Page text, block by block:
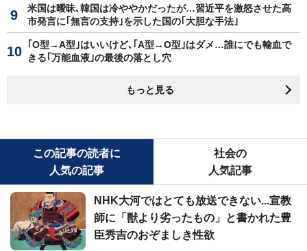
米国は曖昧､韓国は冷ややかだったが…習近平を激怒させた高
市発言に｢無言の支持｣を示した国の｢大胆な手法｣
｢O型→A型｣はいいけど､｢A型→O型｣はダメ…誰にでも輸血で
きる｢万能血液｣の最後の落とし穴
もっと見る
この記事の読者に
人気の記事
社会の
人気記事
NHK大河ではとても放送できない...宣教
師に「獣より劣ったもの」と書かれた豊
臣秀吉のおぞましき性欲